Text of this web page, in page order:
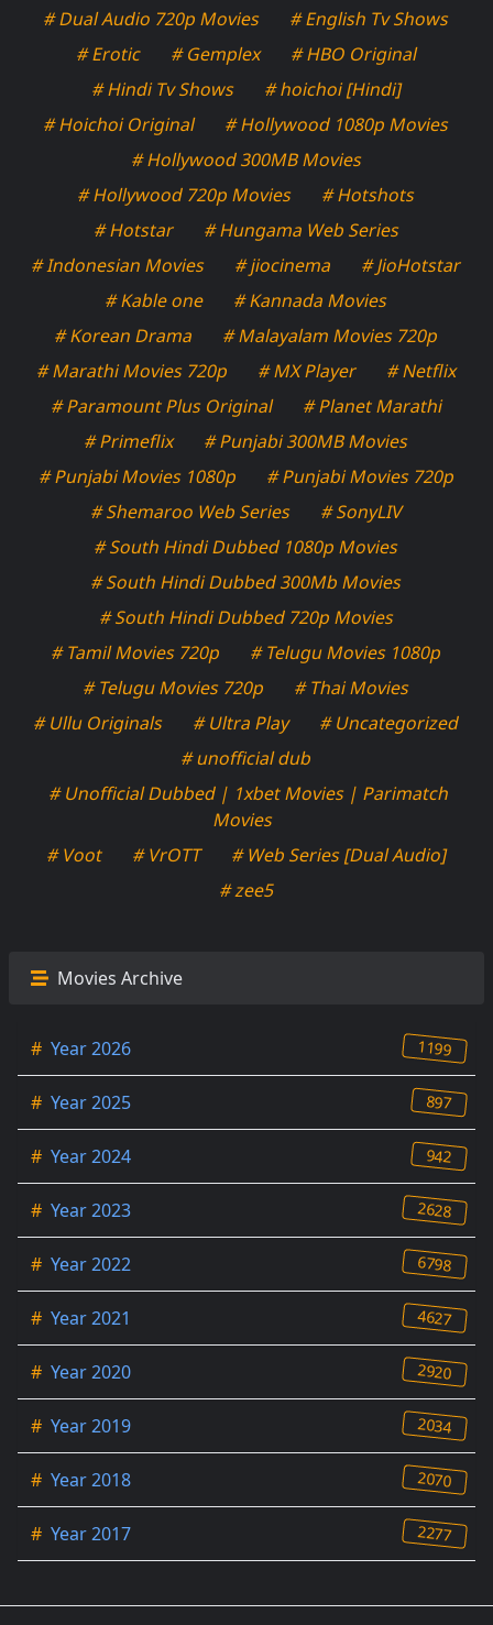
# Dual Audio 720p Movies
# English Tv Shows
# Erotic
# Gemplex
# HBO Original
# Hindi Tv Shows
# hoichoi [Hindi]
# Hoichoi Original
# Hollywood 1080p Movies
# Hollywood 300MB Movies
# Hollywood 720p Movies
# Hotshots
# Hotstar
# Hungama Web Series
# Indonesian Movies
# jiocinema
# JioHotstar
# Kable one
# Kannada Movies
# Korean Drama
# Malayalam Movies 720p
# Marathi Movies 720p
# MX Player
# Netflix
# Paramount Plus Original
# Planet Marathi
# Primeflix
# Punjabi 300MB Movies
# Punjabi Movies 1080p
# Punjabi Movies 720p
# Shemaroo Web Series
# SonyLIV
# South Hindi Dubbed 1080p Movies
# South Hindi Dubbed 300Mb Movies
# South Hindi Dubbed 720p Movies
# Tamil Movies 720p
# Telugu Movies 1080p
# Telugu Movies 720p
# Thai Movies
# Ullu Originals
# Ultra Play
# Uncategorized
# unofficial dub
# Unofficial Dubbed | 1xbet Movies | Parimatch
Movies
# Voot
# VrOTT
# Web Series [Dual Audio]
# zee5
Movies Archive
# Year 2026 1199
# Year 2025 897
# Year 2024 942
# Year 2023 2628
# Year 2022 6798
# Year 2021 4627
# Year 2020 2920
# Year 2019 2034
# Year 2018 2070
# Year 2017 2277